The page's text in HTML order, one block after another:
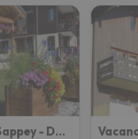
Vacancéole - Résidence Le Sappey - Doucy - Valmorel